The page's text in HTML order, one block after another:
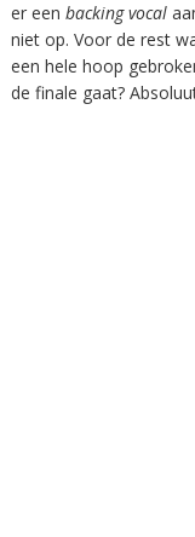
er een backing vocal
niet op. Voor de rest
een hele hoop
de finale gaat?